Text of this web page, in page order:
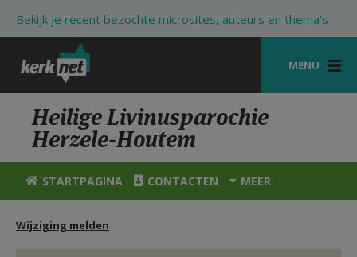
Bekijk je recent bezochte microsites, auteurs en thema's
MENU
STARTPAGINA
KERK
VIERINGEN
Heilige Livinusparochie
Herzele-Houtem
STARTPAGINA CONTACTEN MEER
Wijziging melden